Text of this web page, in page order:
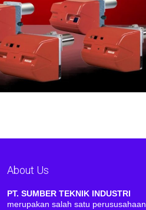
About Us
PT. SUMBER TEKNIK INDUSTRI
merupakan salah satu perususahaan